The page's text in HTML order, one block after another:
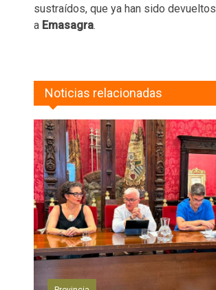
sustraídos, que ya han sido devueltos
a Emasagra.
Noticias relacionadas